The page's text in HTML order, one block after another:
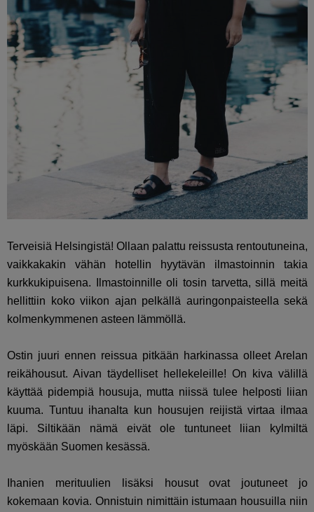
Terveisiä Helsingistä! Ollaan palattu reissusta rentoutuneina,
vaikkakakin vähän hotellin hyytävän ilmastoinnin takia
kurkkukipuisena. Ilmastoinnille oli tosin tarvetta, sillä meitä
hellittiin koko viikon ajan pelkällä auringonpaisteella sekä
kolmenkymmenen asteen lämmöllä.
Ostin juuri ennen reissua pitkään harkinassa olleet Arelan
reikähousut. Aivan täydelliset hellekeleille! On kiva välillä
käyttää pidempiä housuja, mutta niissä tulee helposti liian
kuuma. Tuntuu ihanalta kun housujen reijistä virtaa ilmaa
läpi. Siltikään nämä eivät ole tuntuneet liian kylmiltä
myöskään Suomen kesässä.
Ihanien merituulien lisäksi housut ovat joutuneet jo
kokemaan kovia. Onnistuin nimittäin istumaan housuilla niin